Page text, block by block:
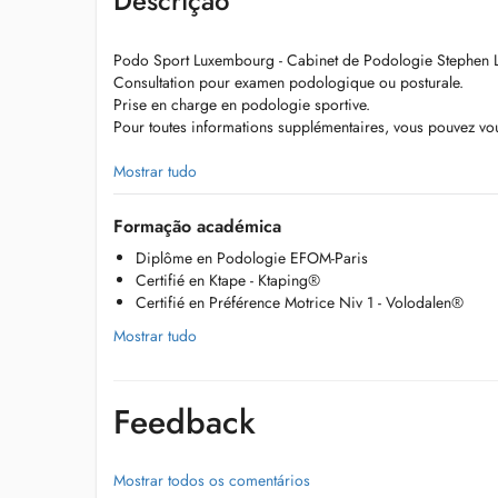
Podo Sport Luxembourg - Cabinet de Podologie Stephen
Consultation pour examen podologique ou posturale.
Prise en charge en podologie sportive.
Pour toutes informations supplémentaires, vous pouvez
https://podosportluxembourg.lu
ou par téléphone : +352 661 909 763
En cas d'annulation, merci de prévenir 24h à l'avance.
considéré comme dû.
Dans le cas d'une bonne pratique de la séance, veuillez
Examen Podologique et Postural :
>> Etude du corps dans son ensemble, en statique ainsi
plateforme baropodométrique. Analyse de la marche et
a pour but de réaliser un traitement afin de soulager ou
Mostrar tudo
Formação académica
Diplôme en Podologie EFOM-Paris
Certifié en Ktape - Ktaping®
Certifié en Préférence Motrice Niv 1 - Volodalen®
Mostrar tudo
Feedback
Mostrar todos os comentários